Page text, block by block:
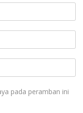
pada peramban ini